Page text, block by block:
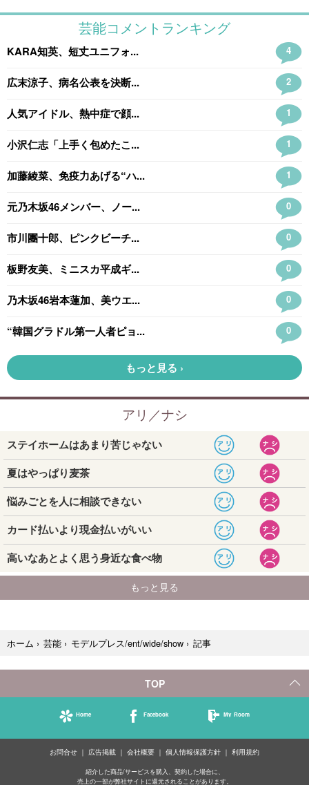
ホーム › 芸能 › モデルプレス/ent/wide/show › 記事
TOP
Home Facebook My Room
お問合せ 広告掲載 会社概要 個人情報保護方針 利用規約
紹介した商品/サービスを購入、契約した場合に、
売上の一部が弊社サイトに還元されることがあります。